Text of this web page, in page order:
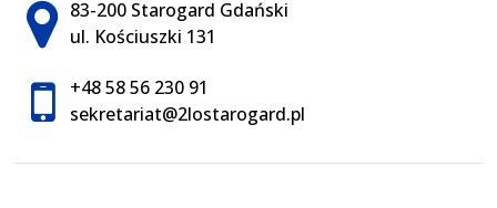
Adres pocztowy:
83-200 Starogard Gdański
ul. Kościuszki 131
+48 58 56 230 91
sekretariat@2lostarogard.pl